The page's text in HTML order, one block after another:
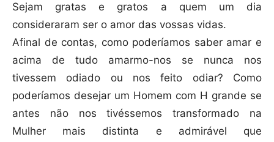
Sejam gratas e gratos a quem um dia
consideraram ser o amor das vossas vidas.
Afinal de contas, como poderíamos saber amar e
acima de tudo amarmo-nos se nunca nos
tivessem odiado ou nos feito odiar? Como
poderíamos desejar um Homem com H grande se
antes não nos tivéssemos transformado na
Mulher mais distinta e admirável que